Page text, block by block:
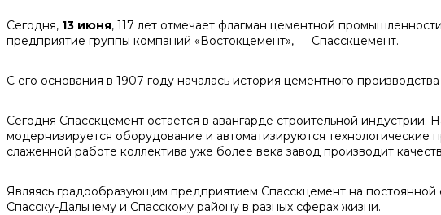
Сегодня, 13 июня, 117 лет отмечает флагман цементной
предприятие группы компаний «Востокцемент», ― Спасскцемент.
С его основания в 1907 году началась история цементного
Сегодня Спасскцемент остаётся в авангарде строительной индустрии.
модернизируется оборудование и автоматизируются технологические
слаженной работе коллектива уже более века завод производит
Являясь градообразующим предприятием Спасскцемент на
Спасску-Дальнему и Спасскому району в разных сферах жизни.